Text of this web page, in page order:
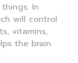
In
will control
vitamins,
the brain